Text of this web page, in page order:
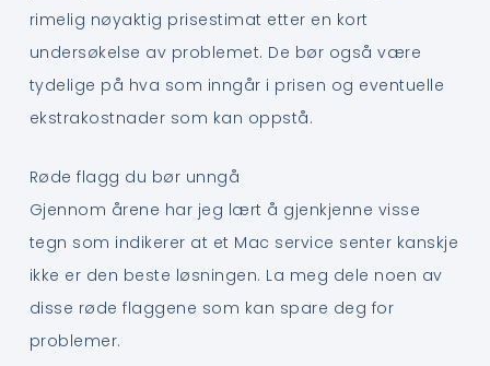
rimelig nøyaktig prisestimat etter en kort
undersøkelse av problemet. De bør også være
tydelige på hva som inngår i prisen og eventuelle
ekstrakostnader som kan oppstå.
Røde flagg du bør unngå
Gjennom årene har jeg lært å gjenkjenne visse
tegn som indikerer at et Mac service senter kanskje
ikke er den beste løsningen. La meg dele noen av
disse røde flaggene som kan spare deg for
problemer.